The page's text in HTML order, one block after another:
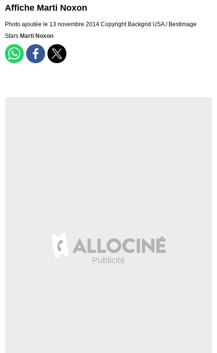
Affiche Marti Noxon
Photo ajoutée le 13 novembre 2014 Copyright Backgrid USA / Bestimage
Stars Marti Noxon